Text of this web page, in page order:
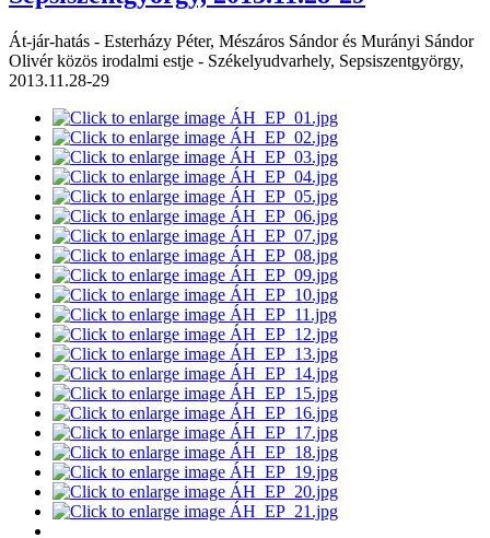
Át-jár-hatás - Esterházy Péter, Mészáros Sándor és Murányi Sándor
Olivér közös irodalmi estje - Székelyudvarhely, Sepsiszentgyörgy,
2013.11.28-29